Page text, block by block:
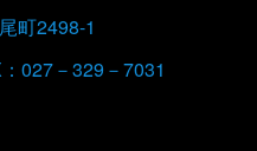
町2498-1
027－329－7031